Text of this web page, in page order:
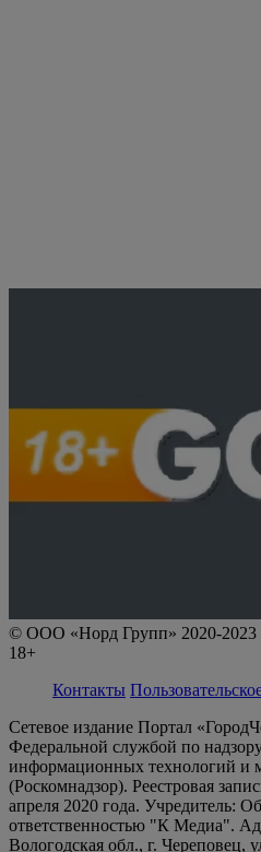
© ООО «Норд Групп» 2020-2023
18+
Контакты
Сетевое издание Портал
Федеральной службой по
информационных технологий и
(Роскомнадзор). Реестровая
апреля 2020 года. Учредитель:
ответственностью "К Медиа".
Вологодская обл., г. Череповец,